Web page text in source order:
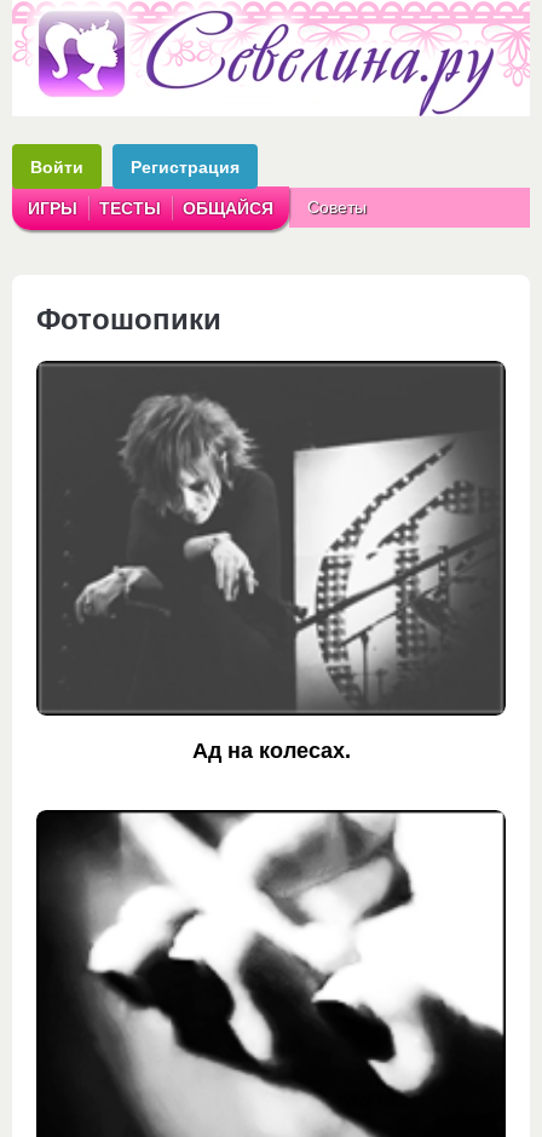
Войти Регистрация
ИГРЫ ТЕСТЫ ОБЩАЙСЯ Советы
Фотошопики
Ад на колесах.